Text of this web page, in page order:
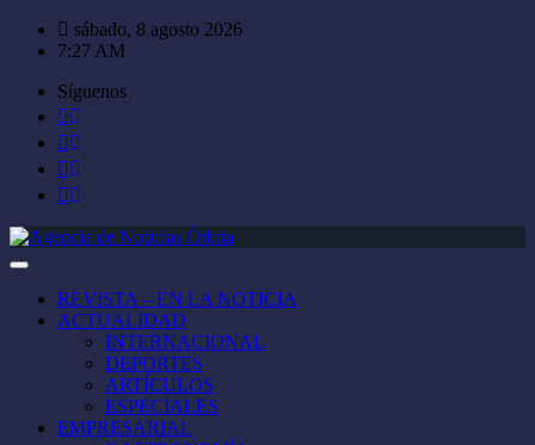
Saltar
sábado, 8 agosto 2026
7:27 AM
Síguenos
REVISTA – EN LA NOTICIA
ACTUALIDAD
INTERNACIONAL
DEPORTES
ARTÍCULOS
ESPECIALES
EMPRESARIAL